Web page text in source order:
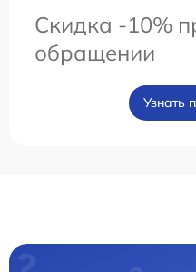
Скидка -10%
обращении
Узнать